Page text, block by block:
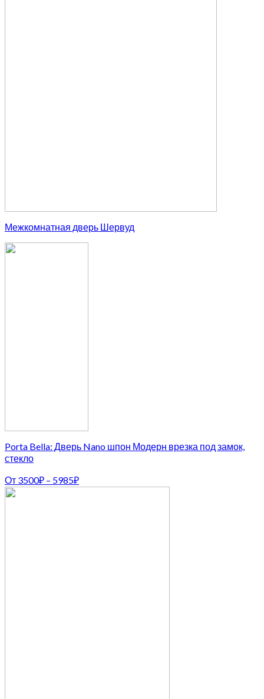
Межкомнатная дверь Шервуд
Porta Bella: Дверь Nano шпон Модерн врезка под замок,
стекло
От 3500₽ – 5985₽